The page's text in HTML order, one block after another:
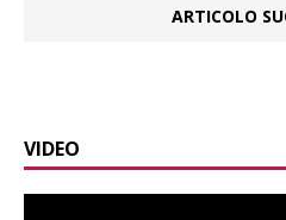
ARTICOLO
VIDEO